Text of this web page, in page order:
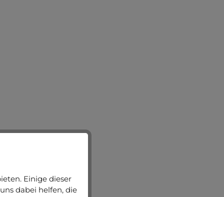
Einige dieser
dabei helfen, die